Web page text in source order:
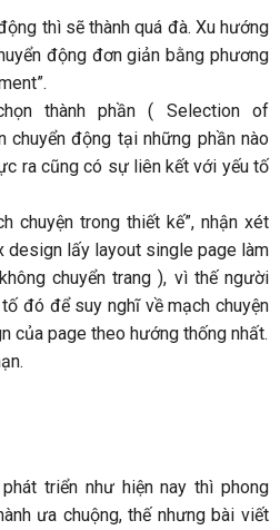
thì sẽ thành quá đà. Xu hướng
động đơn giản bằng phương
thành phần ( Selection of
chuyển động tại những phần nào
ra cũng có sự liên kết với yếu tố
chuyện trong thiết kế”, nhận xét
design lấy layout single page làm
chuyển trang ), vì thế người
đó để suy nghĩ về mạch chuyện
của page theo hướng thống nhất.
triển như hiện nay thì phong
ưa chuộng, thế nhưng bài viết